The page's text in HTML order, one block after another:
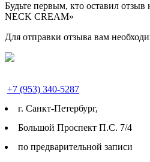
Будьте первым, кто оставил
NECK CREAM»
Для отправки отзыва вам
+7 (953) 340-5287
г. Cанкт-Петербург,
Большой Проспект П.С. 7/4
по предварительной записи